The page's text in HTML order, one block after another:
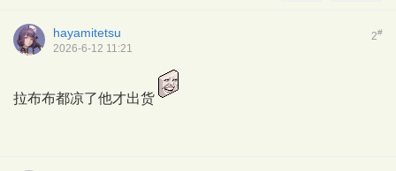
2#
hayamitetsu
2026-6-12 11:21
拉布布都凉了他才出货